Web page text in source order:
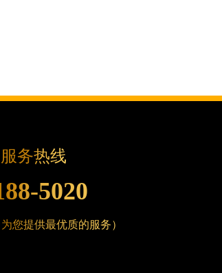
古自治区通辽市科尔沁区明仁大街腕表时光售后服务中
古自治区乌海市海勃湾区人民南路腕表时光售后服务中
古自治区乌兰察布市集宁区恩和大街腕表时光售后服务
古自治区锡林郭勒盟市锡林浩特市光明街与额尔敦路
古自治区兴安盟市乌兰浩特市兴安大街腕表时光售后
服务热线
5020
您提供最优质的服务）